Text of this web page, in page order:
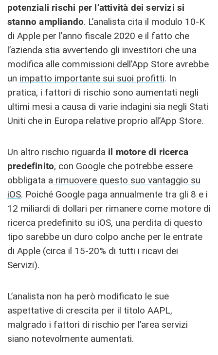
potenziali rischi per l’attività dei servizi si
stanno ampliando. L’analista cita il modulo 10-K
di Apple per l’anno fiscale 2020 e il fatto che
l’azienda stia avvertendo gli investitori che una
modifica alle commissioni dell’App Store avrebbe
un impatto importante sui suoi profitti. In
pratica, i fattori di rischio sono aumentati negli
ultimi mesi a causa di varie indagini sia negli Stati
Uniti che in Europa relative proprio all’App Store.
Un altro rischio riguarda il motore di ricerca
predefinito, con Google che potrebbe essere
obbligata a rimuovere questo suo vantaggio su
iOS. Poiché Google paga annualmente tra gli 8 e i
12 miliardi di dollari per rimanere come motore di
ricerca predefinito su iOS, una perdita di questo
tipo sarebbe un duro colpo anche per le entrate
di Apple (circa il 15-20% di tutti i ricavi dei
Servizi).
L’analista non ha però modificato le sue
aspettative di crescita per il titolo AAPL,
malgrado i fattori di rischio per l’area servizi
siano notevolmente aumentati.